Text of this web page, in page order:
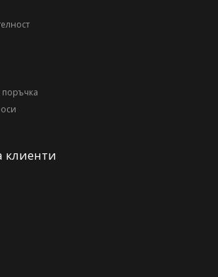
поръчка
клиенти